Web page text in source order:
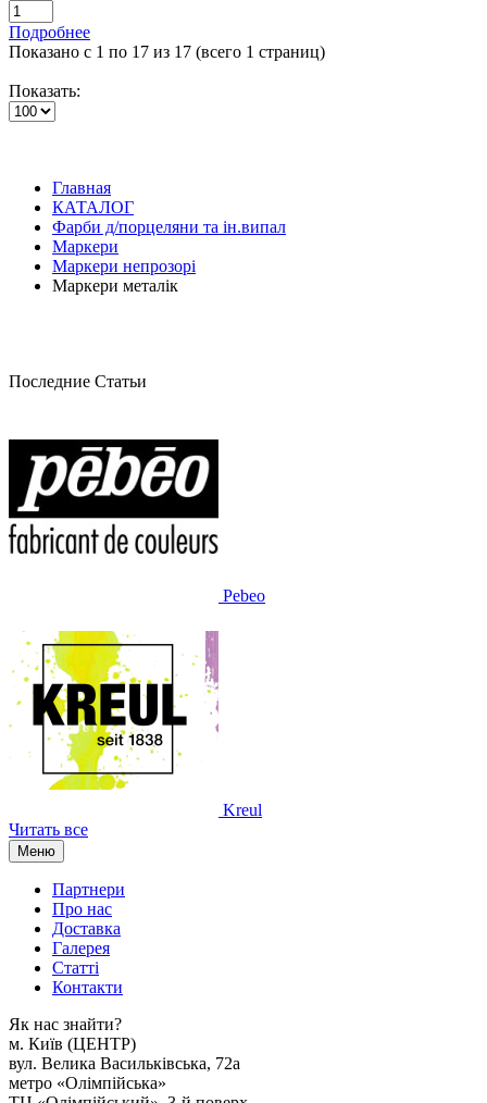
Подробнее
Показано с 1 по 17 из 17 (всего 1 страниц)
Показать:
Главная
КАТАЛОГ
Фарби д/порцеляни та ін.випал
Маркери
Маркери непрозорі
Маркери металік
Последние Статьи
Pebeo
Kreul
Читать все
Меню
Партнери
Про нас
Доставка
Галерея
Статтi
Контакти
Як наc знайти?
м. Киïв (ЦЕНТР)
вул. Велика Васильківська, 72а
метро «Олімпійська»